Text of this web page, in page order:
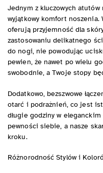
Jednym z kluczowych
wyjątkowy komfort noszenia.
oferują przyjemność dla
zastosowaniu delikatnego
do nogi, nie powodując
pewien, że nawet po wielu
swobodnie, a Twoje stopy
Dodatkowo, bezszwowe
otarć i podrażnień, co jest
długie godziny w
pewności siebie, a nasze
kroku.
Różnorodność Stylów i